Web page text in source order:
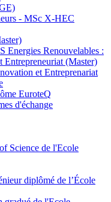
- MSc X-HEC
Energies Renouvelables :
Entrepreneuriat (Master)
et Entreprenariat
EuroteQ
d'échange
Science de l'Ecole
diplômé de l’École